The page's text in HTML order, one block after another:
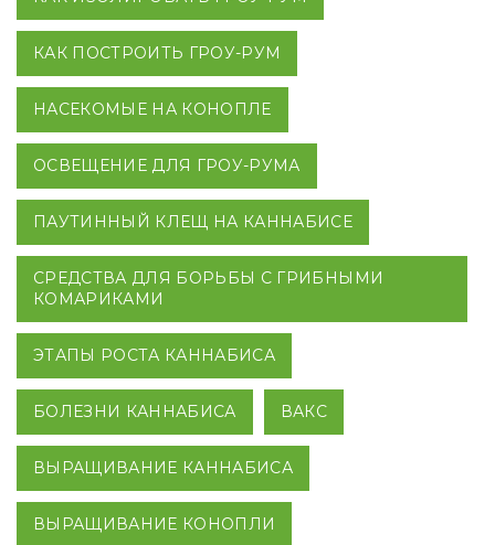
КАК ПОСТРОИТЬ ГРОУ-РУМ
НАСЕКОМЫЕ НА КОНОПЛЕ
ОСВЕЩЕНИЕ ДЛЯ ГРОУ-РУМА
ПАУТИННЫЙ КЛЕЩ НА КАННАБИСЕ
СРЕДСТВА ДЛЯ БОРЬБЫ С ГРИБНЫМИ
КОМАРИКАМИ
ЭТАПЫ РОСТА КАННАБИСА
БОЛЕЗНИ КАННАБИСА ВАКС
ВЫРАЩИВАНИЕ КАННАБИСА
ВЫРАЩИВАНИЕ КОНОПЛИ